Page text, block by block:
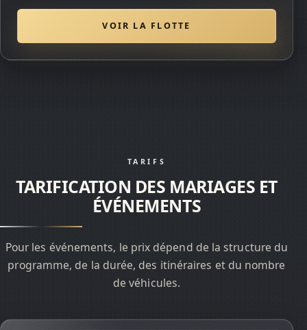
VOIR LA FLOTTE
TARIFS
TARIFICATION DES MARIAGES ET
ÉVÉNEMENTS
Pour les événements, le prix dépend de la structure du
programme, de la durée, des itinéraires et du nombre
de véhicules.